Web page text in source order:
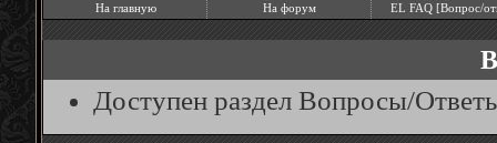
На главную На форум EL FAQ [Вопрос/
Доступен раздел Вопросы/